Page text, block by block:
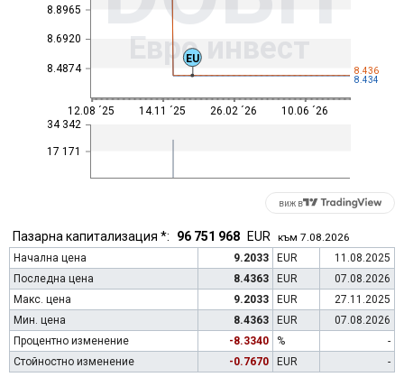
8.4874
8.6920
8.8965
Евро инвест
17 171
34 342
8.434
8.436
12.08 ´25 14.11 ´25 26.02 ´26 10.06 ´26
EU
виж в
Пазарна капитализация *: 96 751 968 EUR към 7.08.2026
Начална цена
9.2033 EUR
11.08.2025
Последна цена
8.4363 EUR
07.08.2026
Макс. цена
9.2033 EUR
27.11.2025
Мин. цена
8.4363 EUR
07.08.2026
Процентно изменение
-8.3340 %
-
Стойностно изменение
-0.7670 EUR -